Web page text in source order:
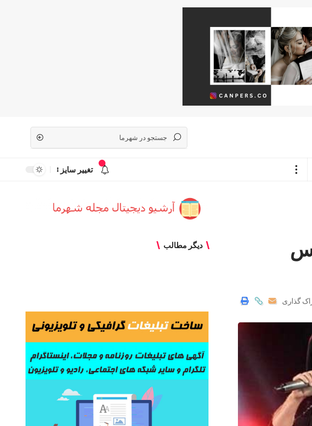
تغییر سایز
گذاری
دیگر مطالب